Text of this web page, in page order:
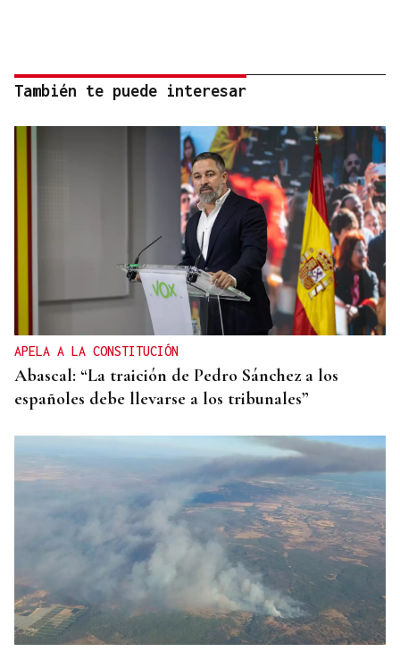
También te puede interesar
APELA A LA CONSTITUCIÓN
Abascal: “La traición de Pedro Sánchez a los
españoles debe llevarse a los tribunales”